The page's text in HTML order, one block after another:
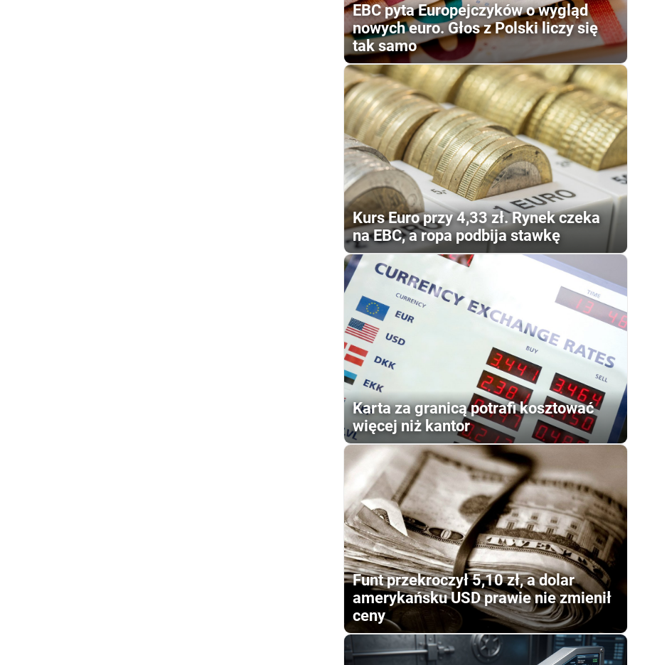
EBC pyta Europejczyków o wygląd
nowych euro. Głos z Polski liczy się
tak samo
Kurs Euro przy 4,33 zł. Rynek czeka
na EBC, a ropa podbija stawkę
Karta za granicą potrafi kosztować
więcej niż kantor
Funt przekroczył 5,10 zł, a dolar
amerykańsku USD prawie nie zmienił
ceny